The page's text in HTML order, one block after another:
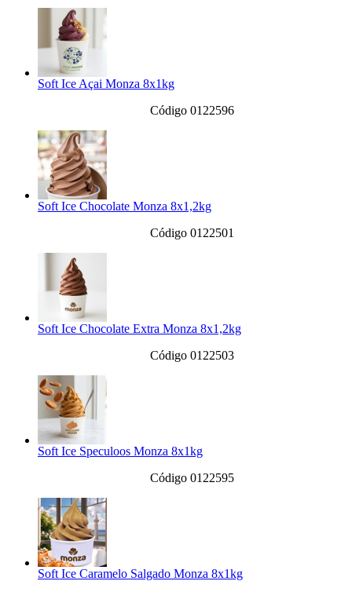
Soft Ice Açai Monza 8x1kg
Código 0122596
Soft Ice Chocolate Monza 8x1,2kg
Código 0122501
Soft Ice Chocolate Extra Monza 8x1,2kg
Código 0122503
Soft Ice Speculoos Monza 8x1kg
Código 0122595
Soft Ice Caramelo Salgado Monza 8x1kg